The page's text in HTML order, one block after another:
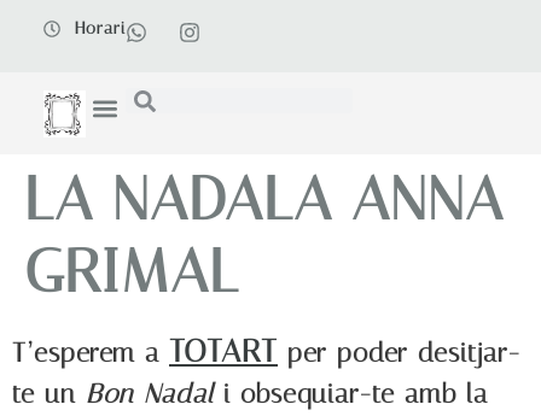
Horari
LA NADALA ANNA
GRIMAL
T’esperem a TOTART per poder desitjar-
te un Bon Nadali obsequiar-te amb la